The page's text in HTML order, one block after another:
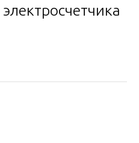
электросчетчика